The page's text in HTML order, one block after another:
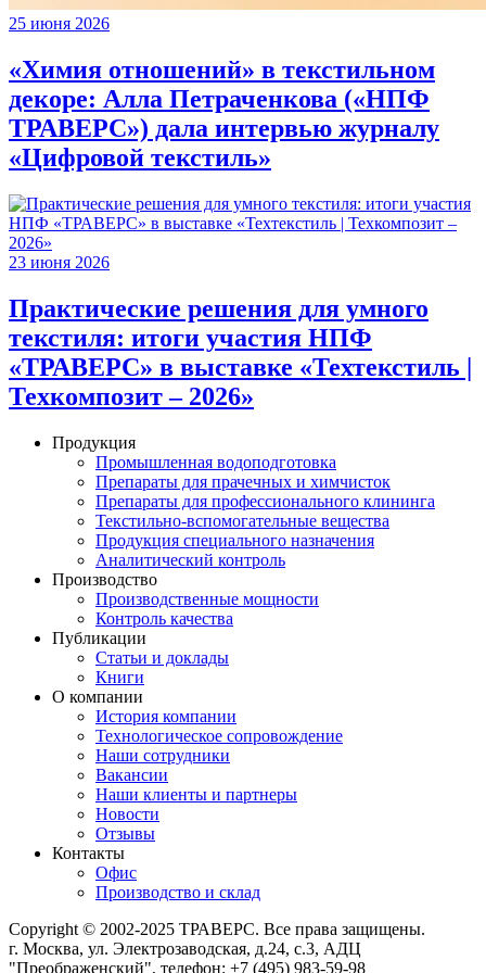
25 июня 2026
«Химия отношений» в текстильном
декоре: Алла Петраченкова («НПФ
ТРАВЕРС») дала интервью журналу
«Цифровой текстиль»
23 июня 2026
Практические решения для умного
текстиля: итоги участия НПФ
«ТРАВЕРС» в выставке «Техтекстиль |
Техкомпозит – 2026»
Продукция
Промышленная водоподготовка
Препараты для прачечных и химчисток
Препараты для профессионального клининга
Текстильно-вспомогательные вещества
Продукция специального назначения
Аналитический контроль
Производство
Производственные мощности
Контроль качества
Публикации
Статьи и доклады
Книги
О компании
История компании
Технологическое сопровождение
Наши сотрудники
Вакансии
Наши клиенты и партнеры
Новости
Отзывы
Контакты
Офис
Производство и склад
Copyright © 2002-2025 ТРАВЕРС. Все права защищены.
г. Москва, ул. Электрозаводская, д.24, с.3, АДЦ
"Преображенский", телефон: +7 (495) 983-59-98